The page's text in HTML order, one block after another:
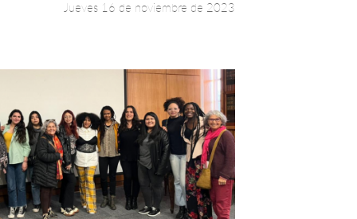
Jueves 16 de noviembre de 2023